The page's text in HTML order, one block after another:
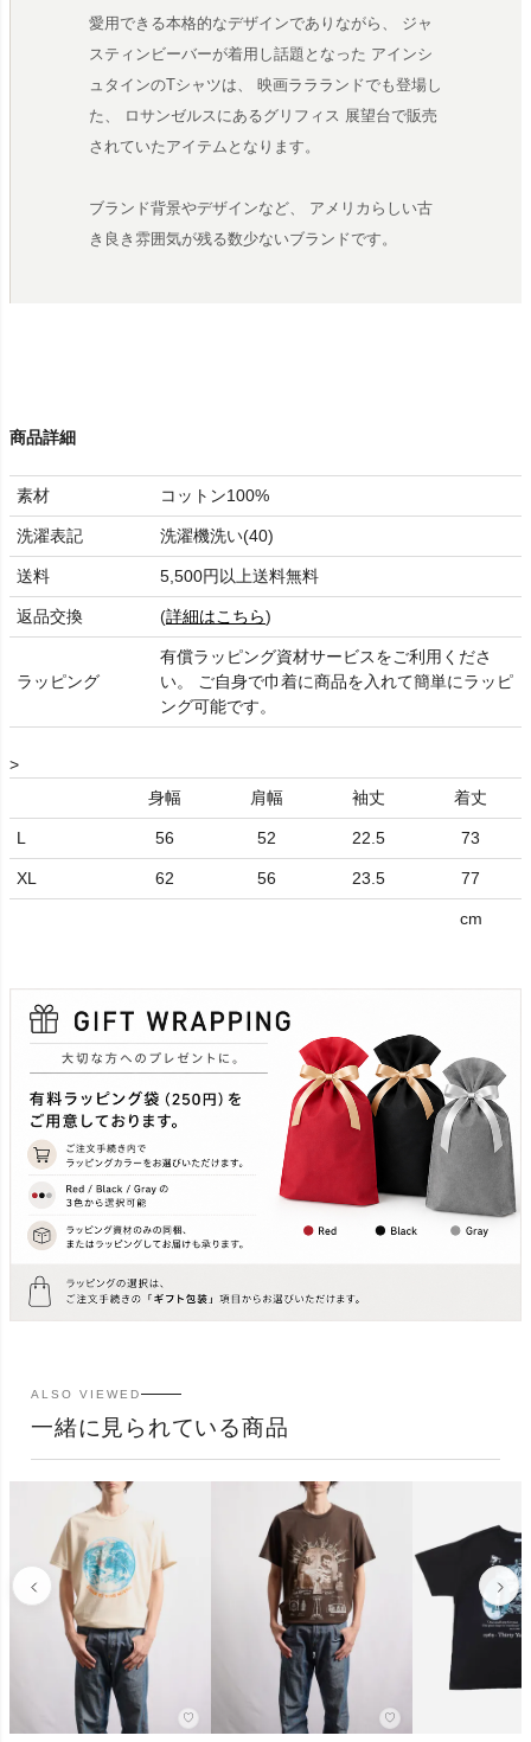
愛用できる本格的なデザインでありながら、 ジャ
スティンビーバーが着用し話題となった アインシ
ュタインのTシャツは、 映画ララランドでも登場し
た、 ロサンゼルスにあるグリフィス 展望台で販売
されていたアイテムとなります。
ブランド背景やデザインなど、 アメリカらしい古
き良き雰囲気が残る数少ないブランドです。
商品詳細
素材 コットン100%
洗濯表記 洗濯機洗い(40)
送料 5,500円以上送料無料
返品交換 (詳細はこちら)
ラッピング
有償ラッピング資材サービスをご利用くださ
い。 ご自身で巾着に商品を入れて簡単にラッピ
ング可能です。
>
身幅
肩幅 袖丈 着丈
L 56 52 22.5 73
XL 62 56 23.5 77
cm
ALSO VIEWED
一緒に見られている商品
♡ ♡